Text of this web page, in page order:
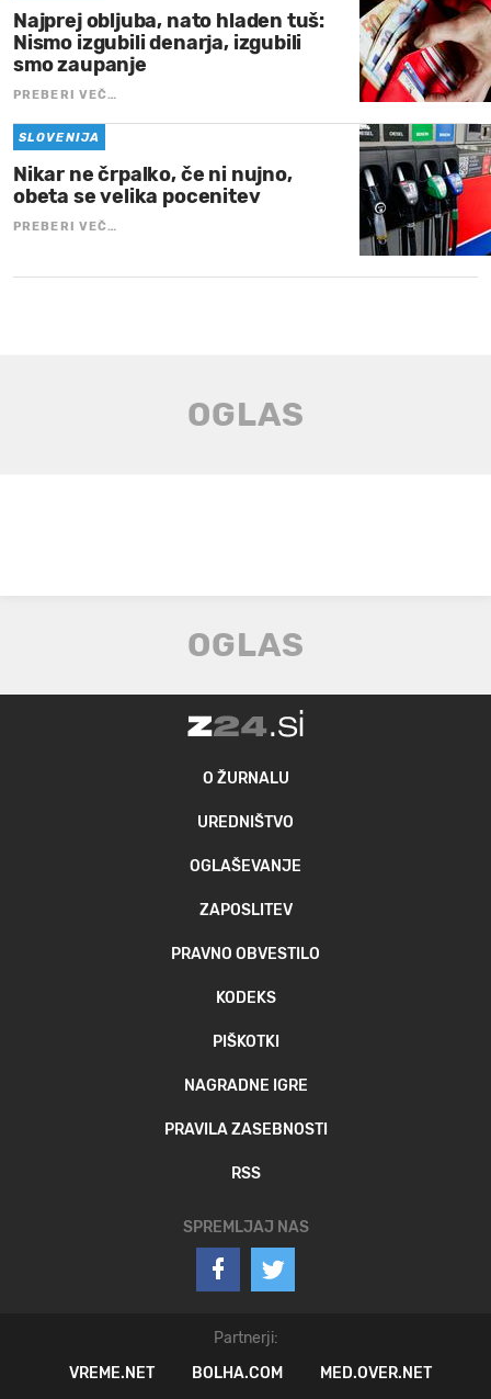
Najprej obljuba, nato hladen tuš:
Nismo izgubili denarja, izgubili
smo zaupanje
PREBERI VEČ…
SLOVENIJA
Nikar ne črpalko, če ni nujno,
obeta se velika pocenitev
PREBERI VEČ…
O ŽURNALU
UREDNIŠTVO
OGLAŠEVANJE
ZAPOSLITEV
PRAVNO OBVESTILO
KODEKS
PIŠKOTKI
NAGRADNE IGRE
PRAVILA ZASEBNOSTI
RSS
SPREMLJAJ NAS
Partnerji:
VREME.NET
BOLHA.COM MED.OVER.NET